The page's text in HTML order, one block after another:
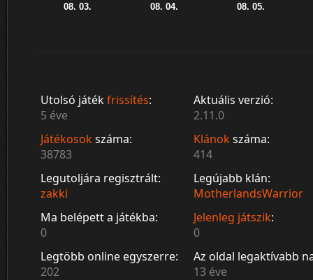
Utolsó játékfrissítés:
5 éve
Aktuális verzió:
2.11.0
Játékosokszáma:
38783
Klánokszáma:
414
Legutoljára regisztrált:
zakki
Legújabb klán:
MotherlandsWarrior
Ma belépett a játékba:
0
Jelenleg játszik:
0
Legtöbb online egyszerre:
202
Az oldal legaktívabb
13 éve